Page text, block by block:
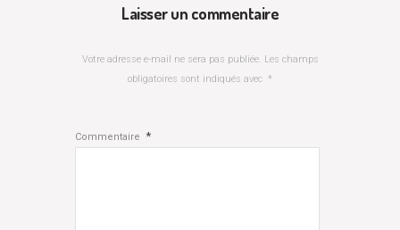
Laisser un commentaire
Votre adresse e-mail ne sera pas publiée. Les champs
obligatoires sont indiqués avec *
Commentaire *